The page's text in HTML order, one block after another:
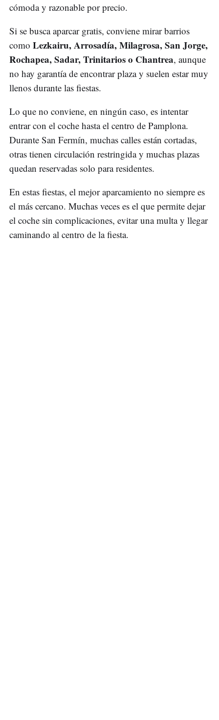
cómoda y razonable por precio.
Si se busca aparcar gratis, conviene mirar barrios
como Lezkairu, Arrosadía, Milagrosa, San Jorge,
Rochapea, Sadar, Trinitarios o Chantrea, aunque
no hay garantía de encontrar plaza y suelen estar muy
llenos durante las fiestas.
Lo que no conviene, en ningún caso, es intentar
entrar con el coche hasta el centro de Pamplona.
Durante San Fermín, muchas calles están cortadas,
otras tienen circulación restringida y muchas plazas
quedan reservadas solo para residentes.
En estas fiestas, el mejor aparcamiento no siempre es
el más cercano. Muchas veces es el que permite dejar
el coche sin complicaciones, evitar una multa y llegar
caminando al centro de la fiesta.